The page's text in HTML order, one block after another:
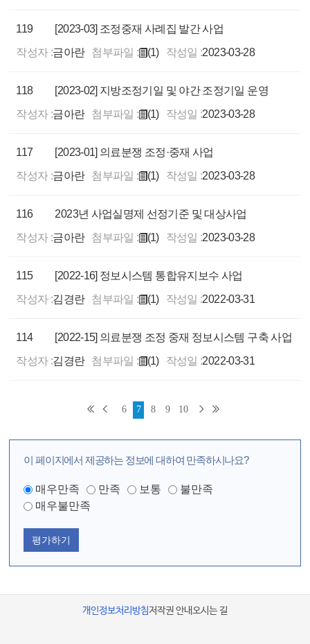
119
[2023-03] 조정중재 사례집 발간 사업
작성자 :금아란 첨부파일 : (1) 작성일 :2023-03-28
118
[2023-02] 지방조정기일 및 야간 조정기일 운영
작성자 :금아란 첨부파일 : (1) 작성일 :2023-03-28
117
[2023-01] 의료분쟁 조정·중재 사업
작성자 :금아란 첨부파일 : (1) 작성일 :2023-03-28
116
2023년 사업실명제 선정기준 및 대상사업
작성자 :금아란 첨부파일 : (1) 작성일 :2023-03-28
115
[2022-16] 정보시스템 통합유지보수 사업
작성자 :김경란 첨부파일 : (1) 작성일 :2022-03-31
114
[2022-15] 의료분쟁 조정 중재 정보시스템 구축 사업
작성자 :김경란 첨부파일 : (1) 작성일 :2022-03-31
6 7 8 9 10
이 페이지에서 제공하는 정보에 대하여 만족하시나요?
매우만족 만족 보통
불만족
매우불만족
평가하기
개인정보처리방침저작권 안내오시는 길